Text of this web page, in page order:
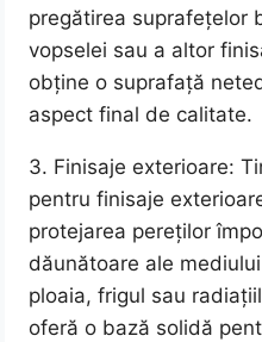
pregătirea suprafețelor
vopselei sau a altor
obține o suprafață
aspect final de calitate.
3. Finisaje exterioare:
pentru finisaje
protejarea pereților
dăunătoare ale
ploaia, frigul sau
oferă o bază solidă